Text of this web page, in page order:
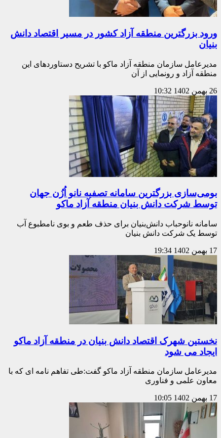
ورود بزرگترین منطقه آزاد کشور در مسیر اقتصاد دانش
بنیان
مدیرعامل سازمان منطقه آزاد ماکو با تشریح دستاوردهای این
منطقه آزاد و رونمایی از آن
26 بهمن 1402 10:32
بومی‌سازی بزرگترین سامانه تصفیه نانو اُزُن جهان
توسط شرکت دانش بنیان منطقه آزاد ماکو
سامانه نانوحباب دانش‌بنیان برای حذف طعم و بوی نامطبوع آب
توسط یک شرکت دانش بنیان
17 بهمن 1402 19:34
نخستین شهرک اقتصاد دانش بنیان در منطقه آزاد ماکو
ایجاد می شود
مدیرعامل سازمان منطقه آزاد ماکو گفت:‌طی تفاهم نامه ای که با
معاون علمی و فناوری
17 بهمن 1402 10:05